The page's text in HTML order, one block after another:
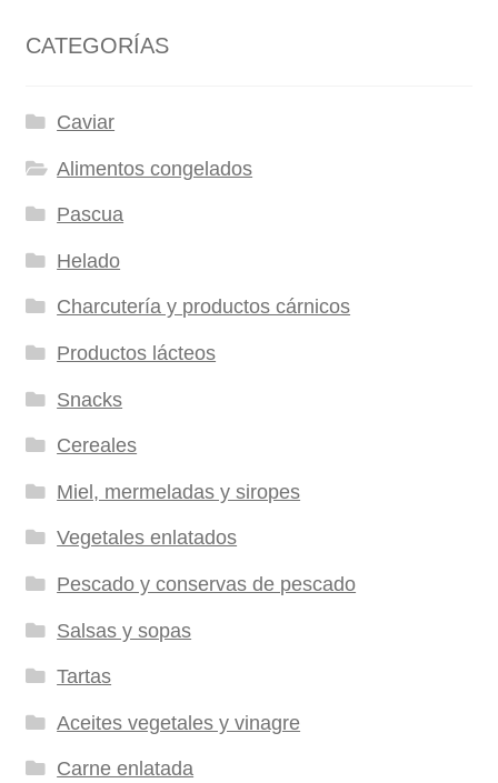
CATEGORÍAS
Caviar
Alimentos congelados
Pascua
Helado
Charcutería y productos cárnicos
Productos lácteos
Snacks
Cereales
Miel, mermeladas y siropes
Vegetales enlatados
Pescado y conservas de pescado
Salsas y sopas
Tartas
Aceites vegetales y vinagre
Carne enlatada